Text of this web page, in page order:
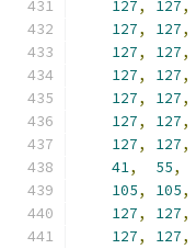
127, 127,
127, 127,
127, 127,
127, 127,
127, 127,
127, 127,
127, 127,
41, 55,
105, 105,
127, 127,
127, 127,